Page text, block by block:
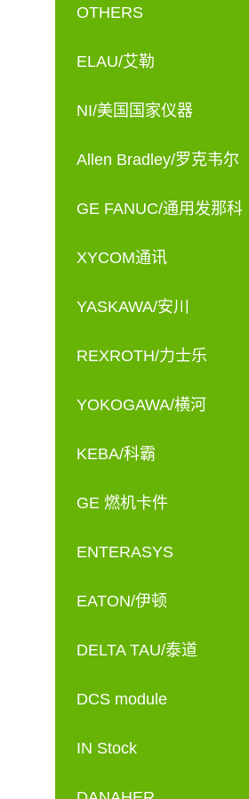
OTHERS
ELAU/艾勒
NI/美国国家仪器
Allen Bradley/罗克韦尔
GE FANUC/通用发那科
XYCOM通讯
YASKAWA/安川
REXROTH/力士乐
YOKOGAWA/横河
KEBA/科霸
GE 燃机卡件
ENTERASYS
EATON/伊顿
DELTA TAU/泰道
DCS module
IN Stock